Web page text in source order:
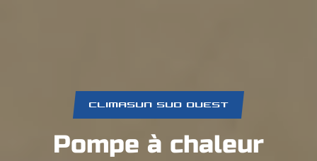
CLIMASUN SUD OUEST
Pompe à chaleur